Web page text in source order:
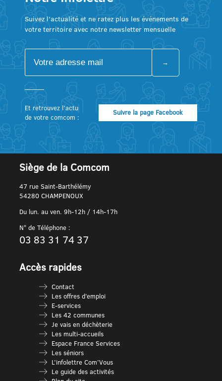
Suivez l’actualité et ne ratez plus les événements de
votre territoire avec notre newsletter mensuelle
Et retrouvez l’actu
de votre comcom :
Suivre la page Facebook
Siège de la Comcom
47 rue Saint-Barthélémy
54280 CHAMPENOUX
Du lun. au ven. 9h-12h / 14h-17h
N° de Téléphone :
03 83 31 74 37
Accès rapides
Contact
Les offres d’emploi
E-services
Les 42 communes
Je vais en déchèterie
Les multi-accueils
Espace France Services
Les séniors
L’infolettre Com’Vous
Le guide des activités